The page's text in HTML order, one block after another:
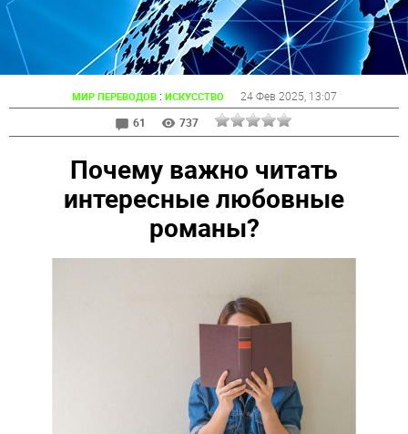
МИР ПЕРЕВОДОВ: ИСКУССТВО 24 Фев 2025 , 13:07
61
737
Почему важно читать
интересные любовные
романы?